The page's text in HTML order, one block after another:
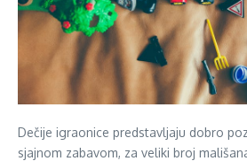
Dečije igraonice predstavljaju dobro
sjajnom zabavom, za veliki broj